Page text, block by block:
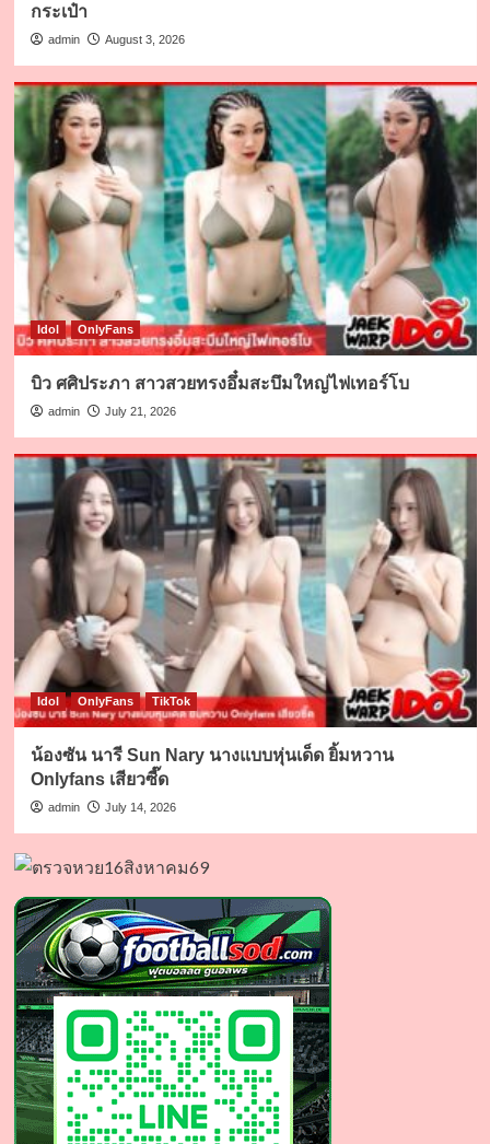
กระเป๋า
admin August 3, 2026
Idol OnlyFans
บิว ศศิประภา สาวสวยทรงอึ๋มสะบึมใหญ่ไฟเทอร์โบ
admin July 21, 2026
Idol OnlyFans TikTok
น้องซัน นารี Sun Nary นางแบบหุ่นเด็ด ยิ้มหวาน
Onlyfans เสียวซี๊ด
admin July 14, 2026